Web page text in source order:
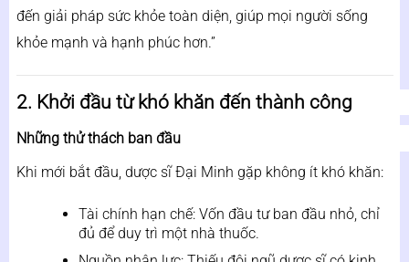
đến giải pháp sức khỏe toàn diện, giúp mọi người sống
khỏe mạnh và hạnh phúc hơn.”
2. Khởi đầu từ khó khăn đến thành công
Những thử thách ban đầu
Khi mới bắt đầu, dược sĩ Đại Minh gặp không ít khó khăn:
Tài chính hạn chế: Vốn đầu tư ban đầu nhỏ, chỉ
đủ để duy trì một nhà thuốc.